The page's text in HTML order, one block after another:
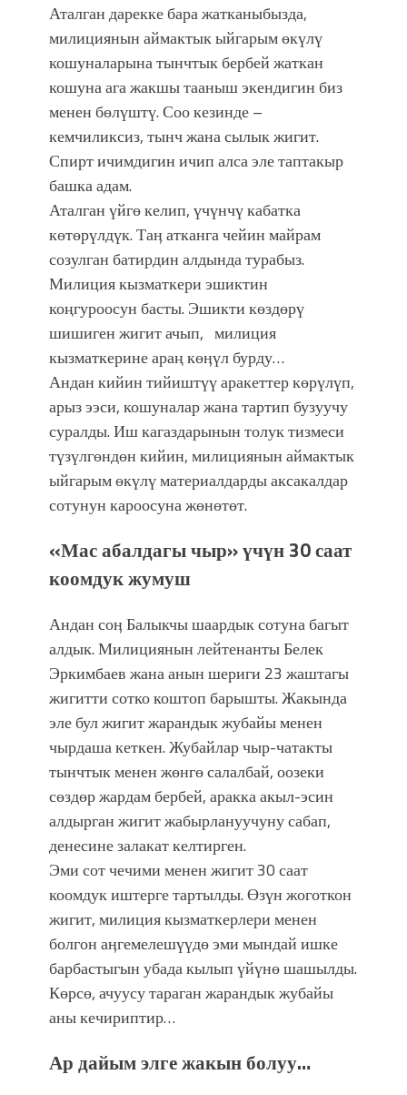
Аталган дарекке бара жатканыбызда,
милициянын аймактык ыйгарым өкүлү
кошуналарына тынчтык бербей жаткан
кошуна ага жакшы тааныш экендигин биз
менен бөлүштү. Соо кезинде –
кемчиликсиз, тынч жана сылык жигит.
Спирт ичимдигин ичип алса эле таптакыр
башка адам.
Аталган үйгө келип, үчүнчү кабатка
көтөрүлдүк. Таӊ атканга чейин майрам
созулган батирдин алдында турабыз.
Милиция кызматкери эшиктин
коңгуроосун басты. Эшикти көздөрү
шишиген жигит ачып, милиция
кызматкерине араң көӊүл бурду…
Андан кийин тийиштүү аракеттер көрүлүп,
арыз ээси, кошуналар жана тартип бузуучу
суралды. Иш кагаздарынын толук тизмеси
түзүлгөндөн кийин, милициянын аймактык
ыйгарым өкүлү материалдарды аксакалдар
сотунун кароосуна жөнөтөт.
«Мас абалдагы чыр» үчүн 30 саат
коомдук жумуш
Андан соӊ Балыкчы шаардык сотуна багыт
алдык. Милициянын лейтенанты Белек
Эркимбаев жана анын шериги 23 жаштагы
жигитти сотко коштоп барышты. Жакында
эле бул жигит жарандык жубайы менен
чырдаша кеткен. Жубайлар чыр-чатакты
тынчтык менен жөнгө салалбай, оозеки
сөздөр жардам бербей, аракка акыл-эсин
алдырган жигит жабырлануучуну сабап,
денесине залакат келтирген.
Эми сот чечими менен жигит 30 саат
коомдук иштерге тартылды. Өзүн жоготкон
жигит, милиция кызматкерлери менен
болгон аӊгемелешүүдө эми мындай ишке
барбастыгын убада кылып үйүнө шашылды.
Көрсө, ачуусу тараган жарандык жубайы
аны кечириптир…
Ар дайым элге жакын болуу…